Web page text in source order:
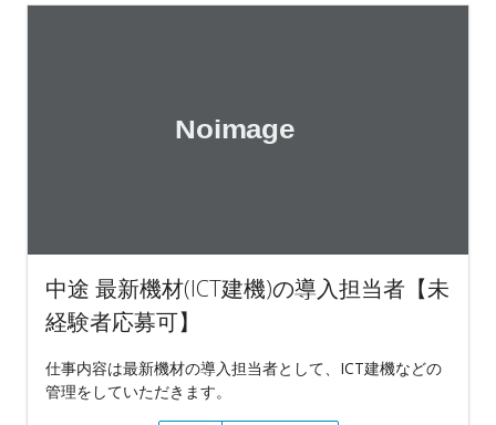
中途 最新機材(ICT建機)の導入担当者【未
経験者応募可】
仕事内容は最新機材の導入担当者として、ICT建機などの
管理をしていただきます。